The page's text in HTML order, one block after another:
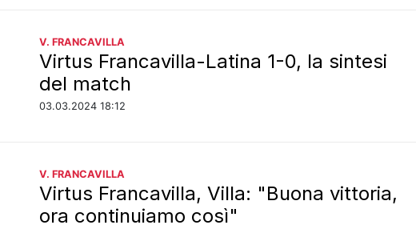
V. FRANCAVILLA
Virtus Francavilla-Latina 1-0, la sintesi
del match
03.03.2024 18:12
V. FRANCAVILLA
Virtus Francavilla, Villa: "Buona vittoria,
ora continuiamo così"